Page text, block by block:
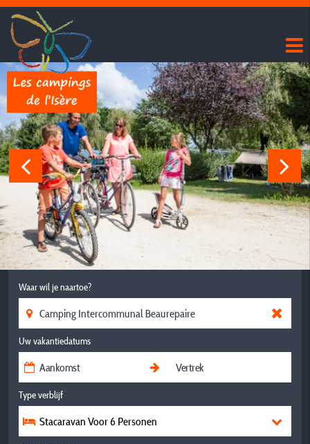
Waar wil je naartoe?
Uw vakantiedatums
Type verblijf
Stacaravan Voor 6 Personen